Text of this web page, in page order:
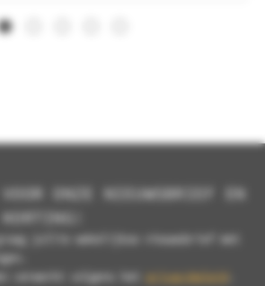
ONZE NIEUWSBRIEF EN
jullie wekelijkse nieuwsbrief met
verwerkt volgens het
privacybeleid